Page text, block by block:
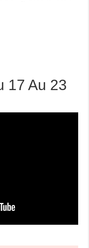
17 Au 23